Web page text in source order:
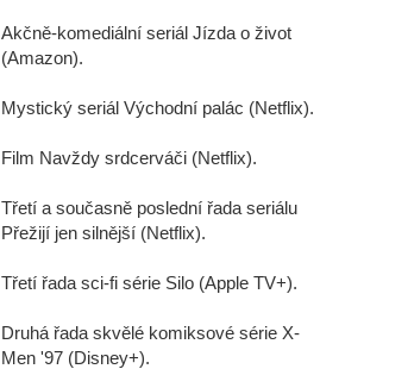
Akčně-komediální seriál Jízda o život
(Amazon).
Mystický seriál Východní palác (Netflix).
Film Navždy srdcerváči (Netflix).
Třetí a současně poslední řada seriálu
Přežijí jen silnější (Netflix).
Třetí řada sci-fi série Silo (Apple TV+).
Druhá řada skvělé komiksové série X-
Men '97 (Disney+).